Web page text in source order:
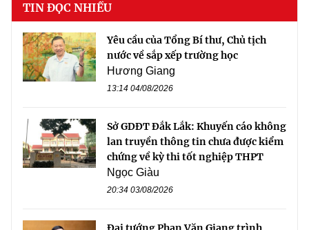
TIN ĐỌC NHIỀU
Yêu cầu của Tổng Bí thư, Chủ tịch
nước về sắp xếp trường học
Hương Giang
13:14 04/08/2026
Sở GDĐT Đắk Lắk: Khuyến cáo không
lan truyền thông tin chưa được kiểm
chứng về kỳ thi tốt nghiệp THPT
Ngọc Giàu
20:34 03/08/2026